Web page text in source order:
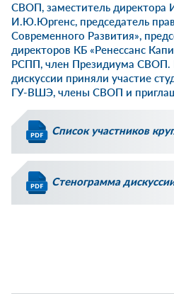
СВОП, заместитель директора
И.Ю.Юргенс, председатель
Современного Развития»,
директоров КБ «Ренессанс
РСПП, член Президиума СВОП.
дискуссии приняли участие
ГУ-ВШЭ, члены СВОП и
Список участников
Стенограмма